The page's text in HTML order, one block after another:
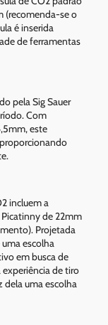
(recomenda-se o
é inserida
de ferramentas
pela Sig Sauer
Com
este
incluem a
de 22mm
Projetada
escolha
em busca de
de tiro
dela uma escolha